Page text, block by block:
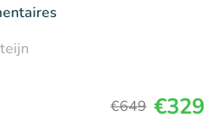
€649 €329